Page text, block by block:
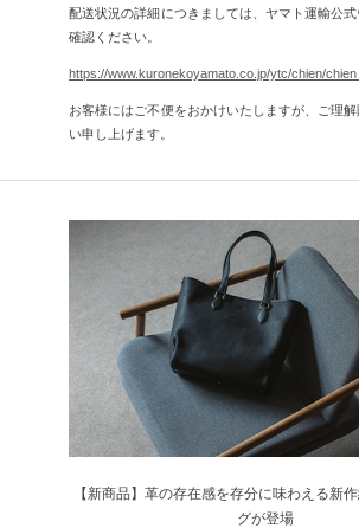
配送状況の詳細につきましては、ヤマト運輸公
確認ください。
https://www.kuronekoyamato.co.jp/ytc/chien/
お客様にはご不便をおかけいたしますが、ご理
い申し上げます。
【新商品】革の存在感を存分に味わえる新
グが登場